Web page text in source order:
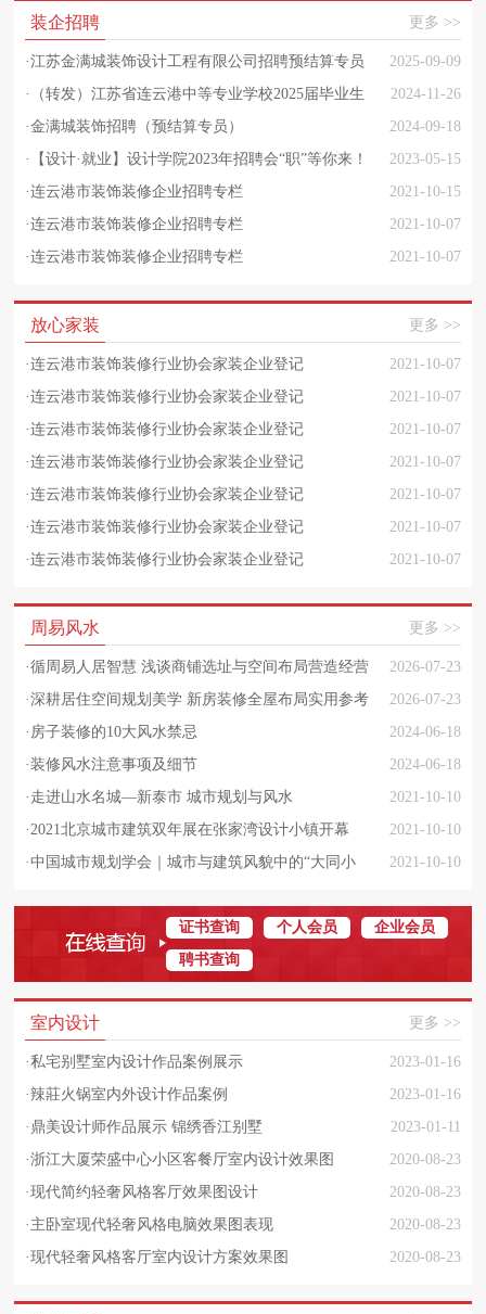
装企招聘 更多 >>
·江苏金满城装饰设计工程有限公司招聘预结算专员
（装饰）
2025-09-09
·
（转发）江苏省连云港中等专业学校2025届毕业生
校园招聘会公告
2024-11-26
·金满城装饰招聘（预结算专员）
2024-09-18
·
【设计·就业】设计学院2023年招聘会“职”等你来！
2023-05-15
·连云港市装饰装修企业招聘专栏
2021-10-15
·连云港市装饰装修企业招聘专栏
2021-10-07
·连云港市装饰装修企业招聘专栏 2021-10-07
放心家装 更多 >>
·连云港市装饰装修行业协会家装企业登记
2021-10-07
·连云港市装饰装修行业协会家装企业登记
2021-10-07
·连云港市装饰装修行业协会家装企业登记
2021-10-07
·连云港市装饰装修行业协会家装企业登记
2021-10-07
·连云港市装饰装修行业协会家装企业登记
2021-10-07
·连云港市装饰装修行业协会家装企业登记
2021-10-07
·连云港市装饰装修行业协会家装企业登记 2021-10-07
周易风水 更多 >>
·循周易人居智慧 浅谈商铺选址与空间布局营造经营
旺势之道
2026-07-23
·深耕居住空间规划美学 新房装修全屋布局实用参考
指南
2026-07-23
· 房子装修的10大风水禁忌
2024-06-18
·装修风水注意事项及细节
2024-06-18
· 走进山水名城—新泰市 城市规划与风水
2021-10-10
· 2021北京城市建筑双年展在张家湾设计小镇开幕
2021-10-10
·中国城市规划学会｜城市与建筑风貌中的“大同小
2021-10-10
证书查询 个人会员
企业会员
聘书查询
室内设计 更多 >>
·私宅别墅室内设计作品案例展示
2023-01-16
·辣莊火锅室内外设计作品案例
2023-01-16
· 鼎美设计师作品展示 锦绣香江别墅
2023-01-11
·浙江大厦荣盛中心小区客餐厅室内设计效果图
2020-08-23
·现代简约轻奢风格客厅效果图设计
2020-08-23
· 主卧室现代轻奢风格电脑效果图表现
2020-08-23
·现代轻奢风格客厅室内设计方案效果图 2020-08-23